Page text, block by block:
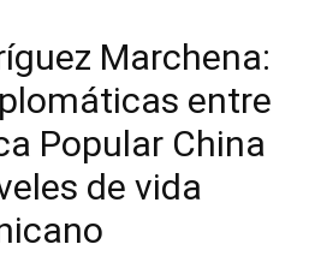
Marchena:
entre
Popular China
de vida